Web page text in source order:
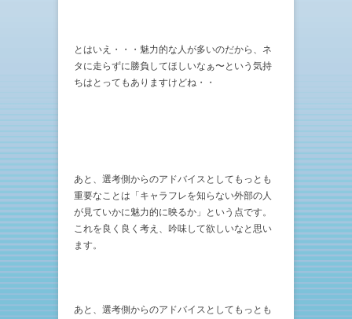
とはいえ・・・魅力的な人が多いのだから、ネ
タに走らずに勝負してほしいなぁ〜という気持
ちはとってもありますけどね・・
あと、選考側からのアドバイスとしてもっとも
重要なことは「キャラフレを知らない外部の人
が見ていかに魅力的に映るか」という点です。
これを良く良く考え、吟味して欲しいなと思い
ます。
あと、選考側からのアドバイスとしてもっとも